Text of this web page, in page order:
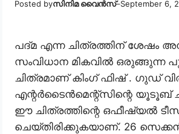
Posted byസിനിമ വൈൻസ്–September 6,
പദ്മ എന്ന ചിത്രത്തിന് ശേഷം
സംവിധാന മികവിൽ ഒരുങ്ങുന്ന
ചിത്രമാണ് കിംഗ് ഫിഷ് . ഗുഡ്
എന്റർടൈൻമെന്റ്സിന്റെ യൂടൂബ്
ഈ ചിത്രത്തിന്റെ ഒഫീഷ്യൽ
ചെയ്തിരിക്കുകയാണ്. 26